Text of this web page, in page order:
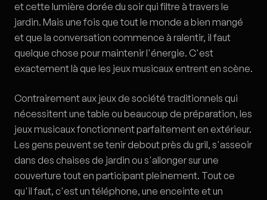
et cette lumière dorée du soir qui filtre à travers le
jardin. Mais une fois que tout le monde a bien mangé
et que la conversation commence à ralentir, il faut
quelque chose pour maintenir l'énergie. C'est
exactement là que les jeux musicaux entrent en scène.
Contrairement aux jeux de société traditionnels qui
nécessitent une table ou beaucoup de préparation, les
jeux musicaux fonctionnent parfaitement en extérieur.
Les gens peuvent se tenir debout près du gril, s'asseoir
dans des chaises de jardin ou s'allonger sur une
couverture tout en participant pleinement. Tout ce
qu'il faut, c'est un téléphone, une enceinte et un